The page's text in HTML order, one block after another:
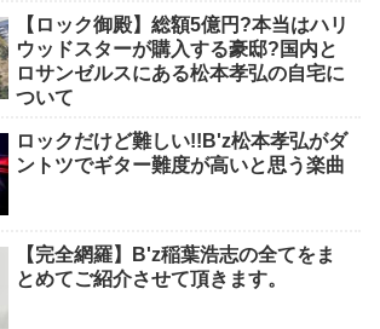
【ロック御殿】総額5億円?本当はハリ
ウッドスターが購入する豪邸?国内と
ロサンゼルスにある松本孝弘の自宅に
ついて
ロックだけど難しい!!B'z松本孝弘がダ
ントツでギター難度が高いと思う楽曲
【完全網羅】B'z稲葉浩志の全てをま
とめてご紹介させて頂きます。